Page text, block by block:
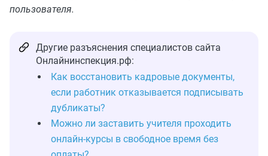
пользователя.
Другие разъяснения специалистов сайта
Онлайнинспекция.рф:
Как восстановить кадровые документы,
если работник отказывается подписывать
дубликаты?
Можно ли заставить учителя проходить
онлайн‑курсы в свободное время без